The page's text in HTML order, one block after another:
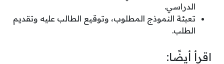
الدراسي.
تعبئة النموذج المطلوب، وتوقيع الطالب عليه وتقديم
الطلب.
اقرأ أيضًا: